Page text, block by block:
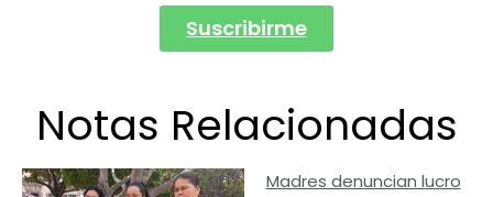
Suscribirme
Notas Relacionadas
Madres denuncian lucro